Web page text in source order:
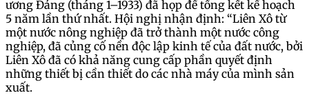
ương Đảng (tháng 1–1933) đã họp để tổng kết kế hoạch
5 năm lần thứ nhất. Hội nghị nhận định: “Liên Xô từ
một nước nông nghiệp đã trở thành một nước công
nghiệp, đã củng cố nền độc lập kinh tế của đất nước, bởi
Liên Xô đã có khả năng cung cấp phần quyết định
những thiết bị cần thiết do các nhà máy của mình sản
xuất.